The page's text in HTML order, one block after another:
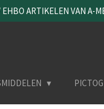
ARTIKELEN VAN A-